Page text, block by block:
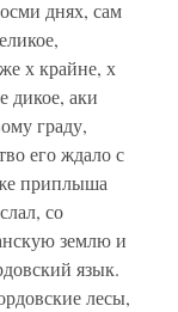
днях, сам
х крайне, х
дикое, аки
граду,
его ждало с
приплыша
со
землю и
язык.
лесы,